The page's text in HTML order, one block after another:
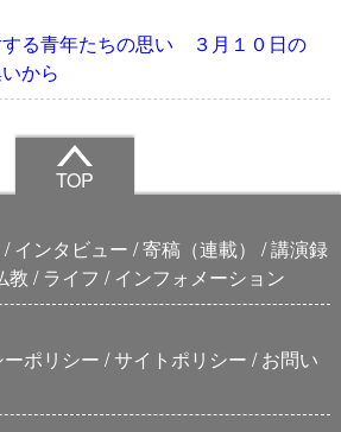
する青年たちの思い ３月１０日の
から
TOP
インタビュー 寄稿（連載）
講演録
教 ライフ
インフォメーション
ポリシー サイトポリシー
お問い